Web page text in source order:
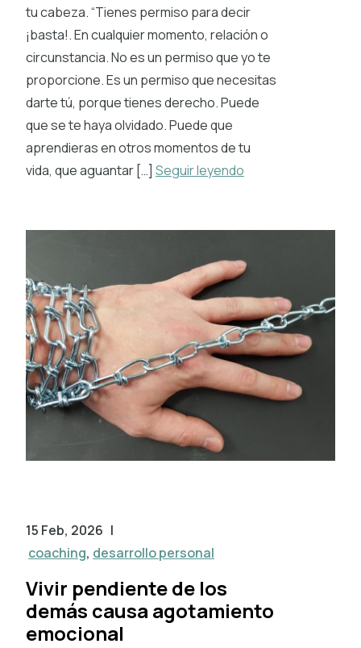
tu cabeza. “Tienes permiso para decir
¡basta!. En cualquier momento, relación o
circunstancia. No es un permiso que yo te
proporcione. Es un permiso que necesitas
darte tú, porque tienes derecho. Puede
que se te haya olvidado. Puede que
aprendieras en otros momentos de tu
vida, que aguantar […] Seguir leyendo
15 Feb, 2026 |
coaching, desarrollo personal
Vivir pendiente de los
demás causa agotamiento
emocional